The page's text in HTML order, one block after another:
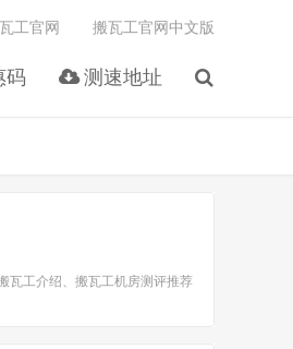
码 测速地址
工官网 搬瓦工官网中文版
瓦工介绍、搬瓦工机房测评推荐